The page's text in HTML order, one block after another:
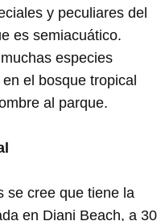
y peculiares del
es semiacuático.
especies
el bosque tropical
al parque.
se cree que tiene la
en Diani Beach, a 30